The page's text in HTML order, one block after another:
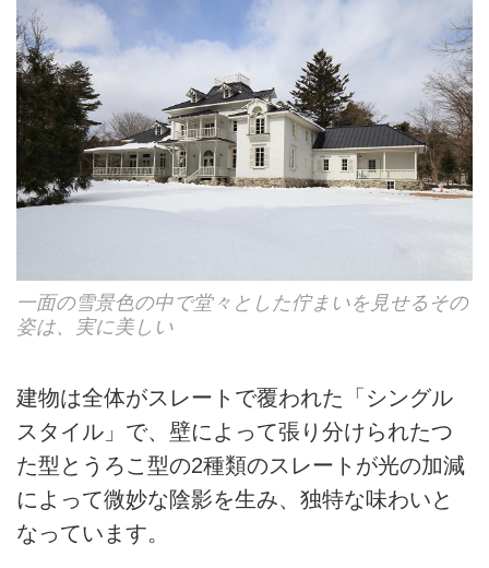
一面の雪景色の中で堂々とした佇まいを見せるその
姿は、実に美しい
建物は全体がスレートで覆われた「シングル
スタイル」で、壁によって張り分けられたつ
た型とうろこ型の2種類のスレートが光の加減
によって微妙な陰影を生み、独特な味わいと
なっています。